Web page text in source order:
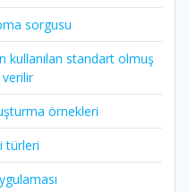
sorgusu
kullanılan standart olmuş
örnekleri
türleri